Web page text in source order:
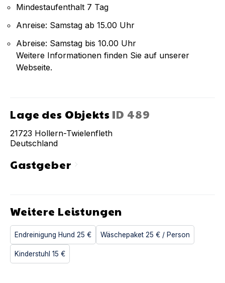
Mindestaufenthalt 7 Tag
Anreise: Samstag ab 15.00 Uhr
Abreise: Samstag bis 10.00 Uhr
Weitere Informationen finden Sie auf unserer
Webseite.
Lage des Objekts ID 489
21723 Hollern-Twielenfleth
Deutschland
Gastgeberchevron_right
Weitere Leistungen
Endreinigung Hund 25 € Wäschepaket 25 € / Person
Kinderstuhl 15 €